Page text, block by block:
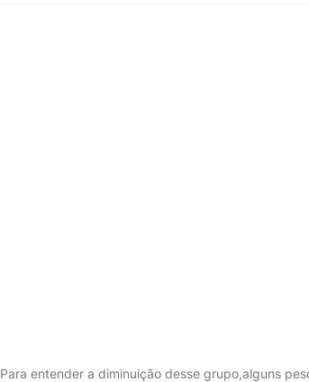
Para entender a diminuição desse grupo,alguns